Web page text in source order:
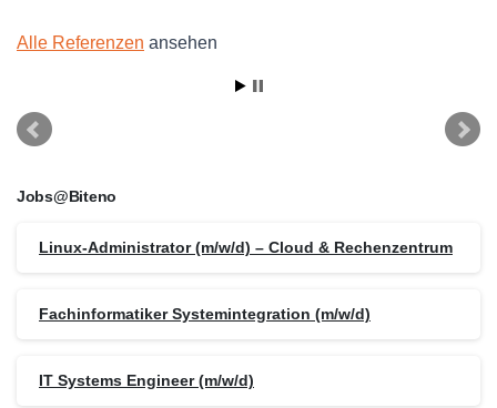
Alle Referenzen ansehen
Jobs@Biteno
Linux-Administrator (m/w/d) – Cloud & Rechenzentrum
Fachinformatiker Systemintegration (m/w/d)
IT Systems Engineer (m/w/d)